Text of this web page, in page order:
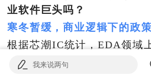
业软件巨头吗？
寒冬暂缓，商业逻辑下的政
根据芯潮IC统计，EDA领域
在政策发布后，均有不同程
市场用脚投票，反映的是
我来说两句